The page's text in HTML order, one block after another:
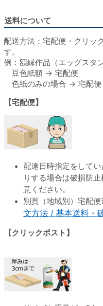
送料について
配送方法：宅配便・クリッ
す。
例：額縁作品（エッグスタ
豆色紙額 → 宅配便
色紙のみの場合 → 宅配便
【宅配便】
配達日時指定をして
りする場合は破損防
意ください。
別頁（地域別）宅配
文方法 / 基本送料・
【クリックポスト】